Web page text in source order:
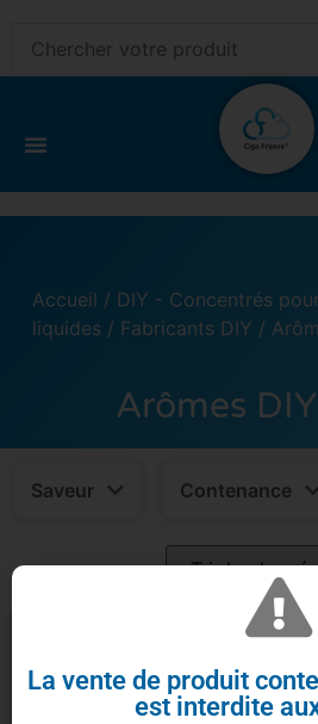
Accueil / DIY - Concentrés
liquides / Fabricants DIY /
Arômes
Saveur Contenance
La vente de produit
est interdite